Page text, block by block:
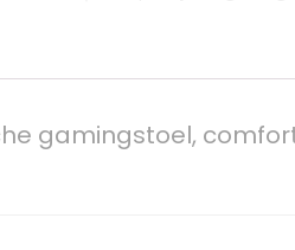
gamingstoel,